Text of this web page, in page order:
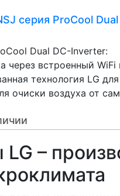
серия ProCool
Dual DC-Inverter:
через встроенный WiFi
технология LG
очиски воздуха от
–